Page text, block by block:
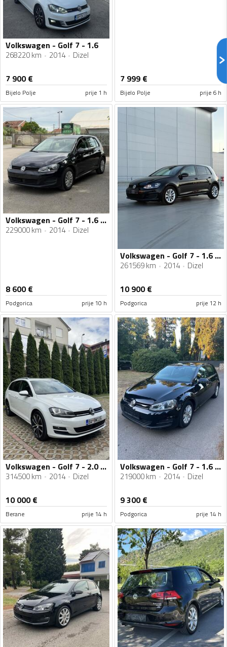
Volkswagen - Golf 7 - 1.6
268220 km 2014 Dizel
7 900€
Bijelo Polje prije 1 h
7 999 €
Bijelo Polje prije 6 h
Volkswagen - Golf 7 - 1.6 TDI 66kw
229000 km 2014 Dizel
8 600€
Podgorica prije 10 h
Volkswagen - Golf 7 - 1.6 tdi / DSG
261569 km 2014 Dizel
10 900€
Podgorica prije 12 h
Volkswagen - Golf 7 - 2.0 Tdi
314500 km 2014 Dizel
10 000€
Berane prije 14 h
Volkswagen - Golf 7 - 1.6 TDI
219000 km 2014 Dizel
9 300€
Podgorica prije 14 h